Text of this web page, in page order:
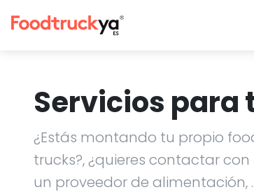
Servicios para
¿Estás montando tu propio
trucks?, ¿quieres contactar
un proveedor de